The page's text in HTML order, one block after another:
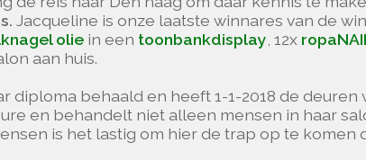
Jacqueline is onze laatste winnares van de
olie in een toonbankdisplay , 12x
aan huis.
diploma behaald en heeft 1-1-2018 de deuren
en behandelt niet alleen mensen in haar
is het lastig om hier de trap op te komen